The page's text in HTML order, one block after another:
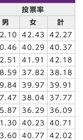
投票率
男 女
計
42.43
42.27
40.29
40.37
41.91
42.18
37.82
38.18
39.97
39.91
38.04
37.77
36.29
36.09
40.23
40.71
40.77
42.02